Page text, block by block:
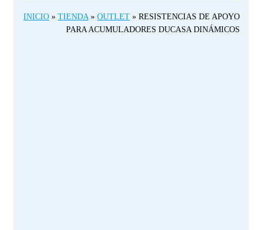
INICIO » TIENDA » OUTLET » RESISTENCIAS DE APOYO
PARA ACUMULADORES DUCASA DINÁMICOS